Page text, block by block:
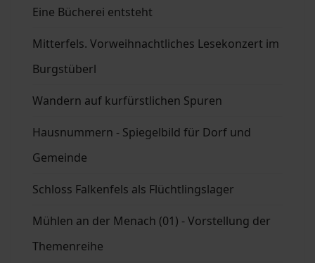
Eine Bücherei entsteht
Mitterfels. Vorweihnachtliches Lesekonzert im
Burgstüberl
Wandern auf kurfürstlichen Spuren
Hausnummern - Spiegelbild für Dorf und
Gemeinde
Schloss Falkenfels als Flüchtlingslager
Mühlen an der Menach (01) - Vorstellung der
Themenreihe